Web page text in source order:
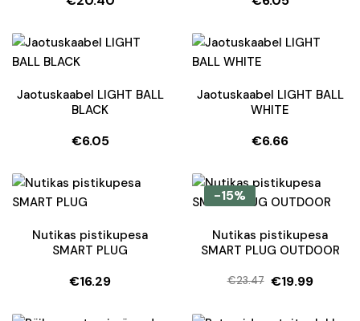
Jaotuskaabel LIGHT BALL
BLACK
€6.05
Jaotuskaabel LIGHT BALL
WHITE
€6.66
Nutikas pistikupesa
SMART PLUG
€16.29
-15%
Nutikas pistikupesa
SMART PLUG OUTDOOR
€23.47
Algne
€19.99
Current